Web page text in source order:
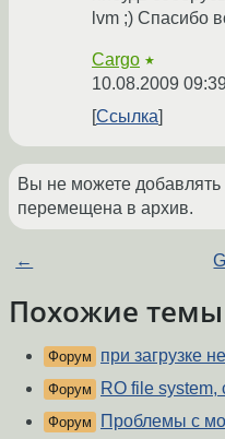
lvm ;) Спасибо
Cargo ★
10.08.2009
Ссылка
Вы не можете добавлять
перемещена в архив.
←
Похожие темы
Форум при загрузке
Форум RO file
Форум Проблемы с